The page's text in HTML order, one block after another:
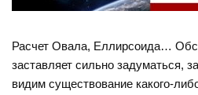
Расчет Овала, Еллирсоида…
заставляет сильно задуматься,
видим существование какого-